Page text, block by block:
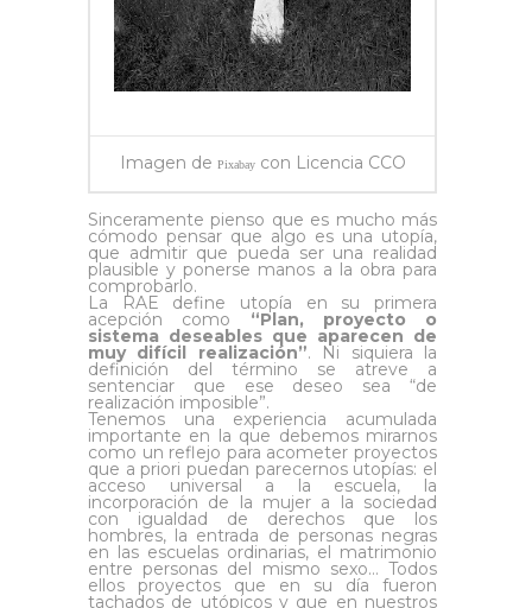
Imagen de Pixabaycon Licencia CCO
Sinceramente pienso que es mucho más
cómodo pensar que algo es una utopía,
que admitir que pueda ser una realidad
plausible y ponerse manos a la obra para
comprobarlo.
La RAE define utopía en su primera
acepción como “Plan, proyecto o
sistema deseables que aparecen de
muy difícil realización”. Ni siquiera la
definición del término se atreve a
sentenciar que ese deseo sea “de
realización imposible”.
Tenemos una experiencia acumulada
importante en la que debemos mirarnos
como un reflejo para acometer proyectos
que a priori puedan parecernos utopías: el
acceso universal a la escuela, la
incorporación de la mujer a la sociedad
con igualdad de derechos que los
hombres, la entrada de personas negras
en las escuelas ordinarias, el matrimonio
entre personas del mismo sexo… Todos
ellos proyectos que en su día fueron
tachados de utópicos y que en nuestros